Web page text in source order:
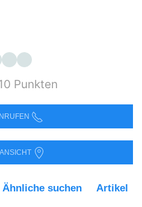
Punkten
Ähnliche suchen Artikel